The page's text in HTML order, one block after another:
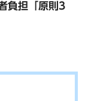
負担「原則3